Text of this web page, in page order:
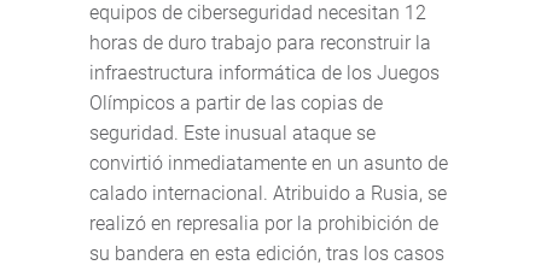
equipos de ciberseguridad necesitan 12
horas de duro trabajo para reconstruir la
infraestructura informática de los Juegos
Olímpicos a partir de las copias de
seguridad. Este inusual ataque se
convirtió inmediatamente en un asunto de
calado internacional. Atribuido a Rusia, se
realizó en represalia por la prohibición de
su bandera en esta edición, tras los casos